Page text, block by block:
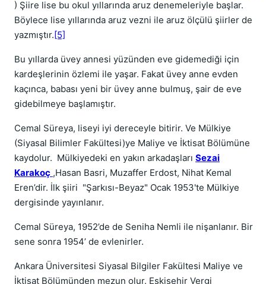
) Şiire lise bu okul yıllarında aruz denemeleriyle başlar.
Böylece lise yıllarında aruz vezni ile aruz ölçülü şiirler de
yazmıştır.[5]
Bu yıllarda üvey annesi yüzünden eve gidemediği için
kardeşlerinin özlemi ile yaşar. Fakat üvey anne evden
kaçınca, babası yeni bir üvey anne bulmuş, şair de eve
gidebilmeye başlamıştır.
Cemal Süreya, liseyi iyi dereceyle bitirir. Ve Mülkiye
(Siyasal Bilimler Fakültesi)ye Maliye ve İktisat Bölümüne
kaydolur. Mülkiyedeki en yakın arkadaşları Sezai
Karakoç ,Hasan Basri, Muzaffer Erdost, Nihat Kemal
Eren’dir. İlk şiiri "Şarkısı-Beyaz" Ocak 1953'te Mülkiye
dergisinde yayınlanır.
Cemal Süreya, 1952’de de Seniha Nemli ile nişanlanır. Bir
sene sonra 1954’ de evlenirler.
Ankara Üniversitesi Siyasal Bilgiler Fakültesi Maliye ve
İktisat Bölümünden mezun olur. Eskişehir Vergi